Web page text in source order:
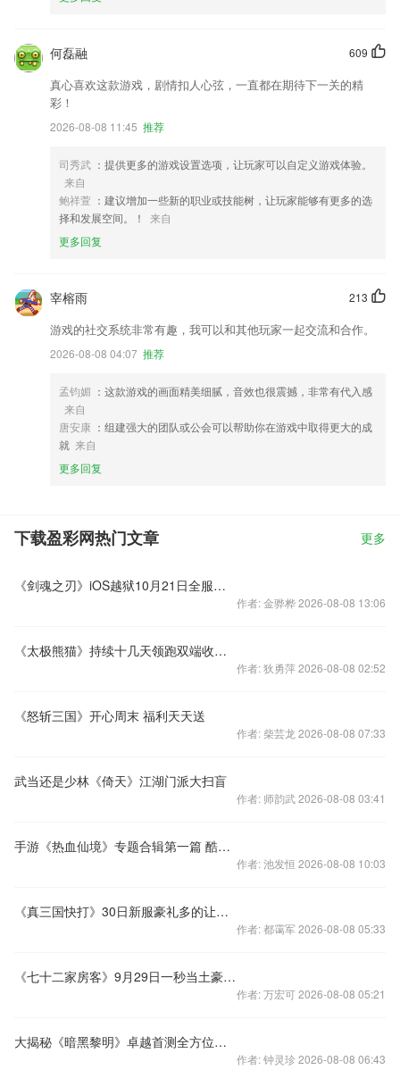
609
何磊融
真心喜欢这款游戏，剧情扣人心弦，一直都在期待下一关的精
彩！
2026-08-08 11:45 推荐
司秀武 ：提供更多的游戏设置选项，让玩家可以自定义游戏体验。
来自
鲍祥萱 ：建议增加一些新的职业或技能树，让玩家能够有更多的选
择和发展空间。！
来自
更多回复
213
宰榕雨
游戏的社交系统非常有趣，我可以和其他玩家一起交流和合作。
2026-08-08 04:07 推荐
孟钧媚 ：这款游戏的画面精美细腻，音效也很震撼，非常有代入感
来自
唐安康 ：组建强大的团队或公会可以帮助你在游戏中取得更大的成
就 来自
更多回复
下载盈彩网热门文章 更多
《剑魂之刃》iOS越狱10月21日全服更新公告
作者: 金骅桦 2026-08-08 13:06
《太极熊猫》持续十几天领跑双端收费榜 iPad畅销榜第4
作者: 狄勇萍 2026-08-08 02:52
《怒斩三国》开心周末 福利天天送
作者: 柴芸龙 2026-08-08 07:33
武当还是少林《倚天》江湖门派大扫盲
作者: 师韵武 2026-08-08 03:41
手游《热血仙境》专题合辑第一篇 酷炫翅膀
作者: 池发恒 2026-08-08 10:03
《真三国快打》30日新服豪礼多的让你出乎意料
作者: 都霭军 2026-08-08 05:33
《七十二家房客》9月29日一秒当土豪的游戏开测
作者: 万宏可 2026-08-08 05:21
大揭秘《暗黑黎明》卓越首测全方位测评
作者: 钟灵珍 2026-08-08 06:43